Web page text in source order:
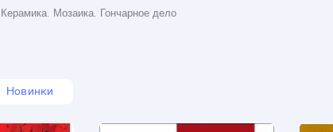
Керамика. Мозаика. Гончарное дело
Новинки